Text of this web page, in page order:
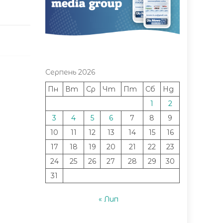
Серпень 2026
Пн
Вт Ср Чт Пт Сб
Нд
1
2
3
4 5 6 7 8
9
10
11 12 13 14 15
16
17
18 19 20 21 22
23
24
25 26 27 28 29
30
31
« Лип